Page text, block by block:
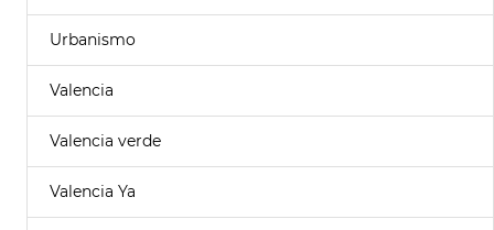
Urbanismo
Valencia
Valencia verde
Valencia Ya